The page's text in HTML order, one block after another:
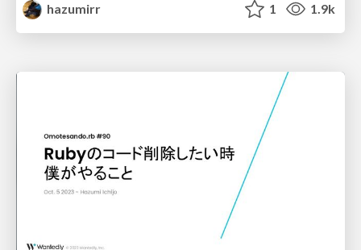
hazumirr
1 1.9k